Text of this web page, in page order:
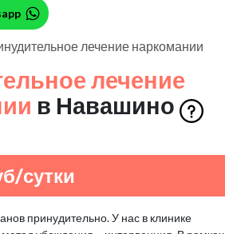
лечение наркомании
лечение
в Навашино
сутки
принудительно. У нас в клинике